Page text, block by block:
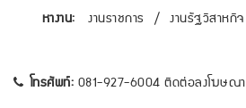
หางาน:
งานราชการ / งานรัฐวิสาหกิจ
โทรศัพท์: 081-927-6004 ติดต่อลงโฆษณา